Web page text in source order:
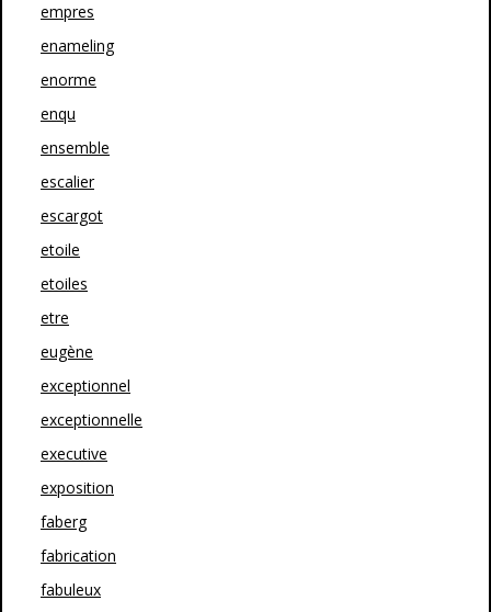
empres
enameling
enorme
enqu
ensemble
escalier
escargot
etoile
etoiles
etre
eugène
exceptionnel
exceptionnelle
executive
exposition
faberg
fabrication
fabuleux